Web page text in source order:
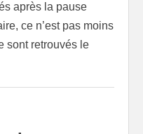
après la pause
ce n’est pas moins
sont retrouvés le